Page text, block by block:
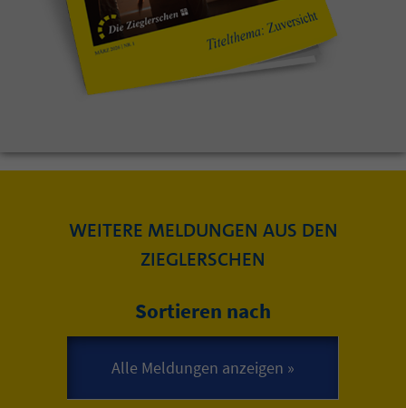
WEITERE MELDUNGEN AUS DEN
ZIEGLERSCHEN
Sortieren nach